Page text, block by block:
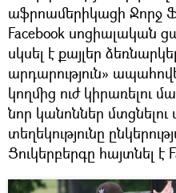
աֆրոամերիկացի Ջորջ
Facebook սոցիալական
սկսել է քայլեր
արդարություն»
կողմից ուժ կիրառելու
նոր կանոններ մտցնելու
տեղեկությունը
Ցուկերբերգը հայտնել է